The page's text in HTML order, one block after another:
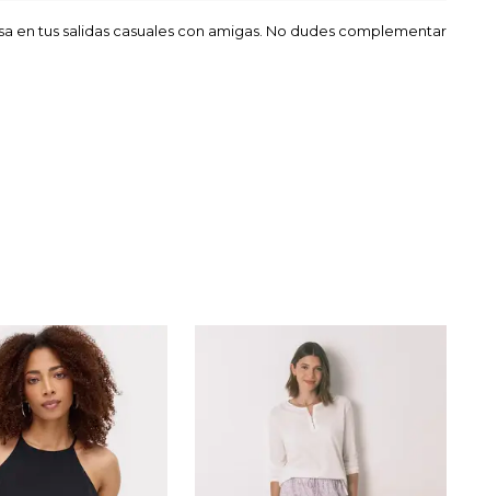
en tus salidas casuales con amigas. No dudes complementar